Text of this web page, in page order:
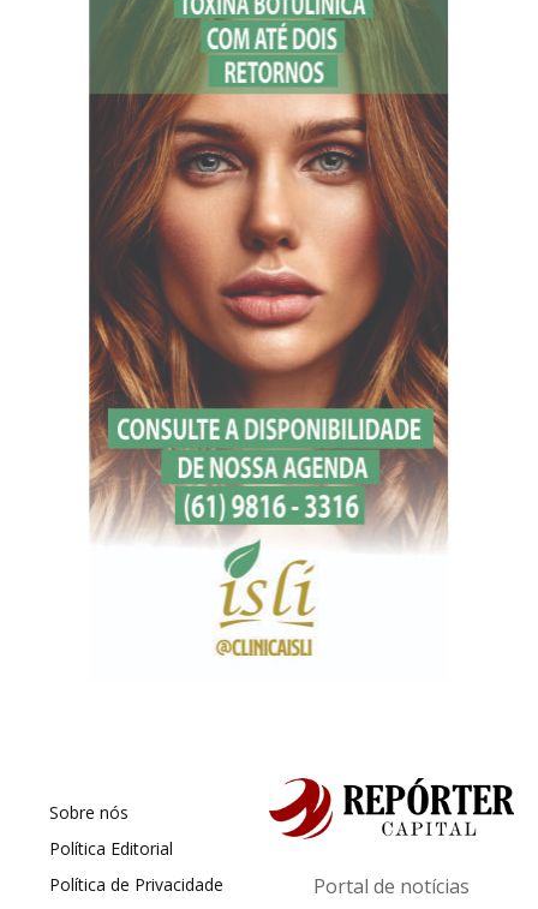
Sobre nós
Política Editorial
Política de Privacidade
Portal de notícias